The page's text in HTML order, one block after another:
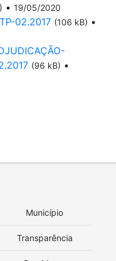
• 19/05/2020
02.2017 (106 kB) •
(96 kB) •
Município
Transparência